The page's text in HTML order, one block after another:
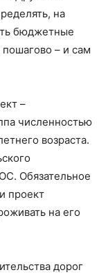
на
бюджетные
пошагово – и сам
–
численностью
возраста.
Обязательное
проект
на его
дорог